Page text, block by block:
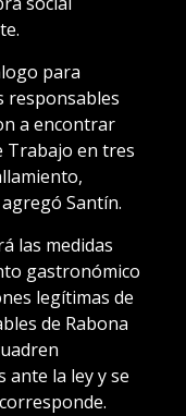
para
responsables
a encontrar
Trabajo en tres
Santín.
las medidas
gastronómico
legítimas de
de Rabona
ante la ley y se